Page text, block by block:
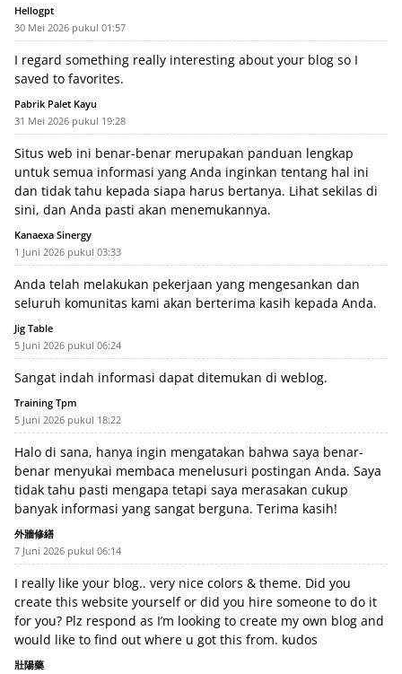
Hellogpt
30 Mei 2026 pukul 01:57
I regard something really interesting about your blog so I
saved to favorites.
Pabrik Palet Kayu
31 Mei 2026 pukul 19:28
Situs web ini benar-benar merupakan panduan lengkap
untuk semua informasi yang Anda inginkan tentang hal ini
dan tidak tahu kepada siapa harus bertanya. Lihat sekilas di
sini, dan Anda pasti akan menemukannya.
Kanaexa Sinergy
1 Juni 2026 pukul 03:33
Anda telah melakukan pekerjaan yang mengesankan dan
seluruh komunitas kami akan berterima kasih kepada Anda.
Jig Table
5 Juni 2026 pukul 06:24
Sangat indah informasi dapat ditemukan di weblog.
Training Tpm
5 Juni 2026 pukul 18:22
Halo di sana, hanya ingin mengatakan bahwa saya benar-
benar menyukai membaca menelusuri postingan Anda. Saya
tidak tahu pasti mengapa tetapi saya merasakan cukup
banyak informasi yang sangat berguna. Terima kasih!
外牆修繕
7 Juni 2026 pukul 06:14
I really like your blog.. very nice colors & theme. Did you
create this website yourself or did you hire someone to do it
for you? Plz respond as I’m looking to create my own blog and
would like to find out where u got this from. kudos
壯陽藥